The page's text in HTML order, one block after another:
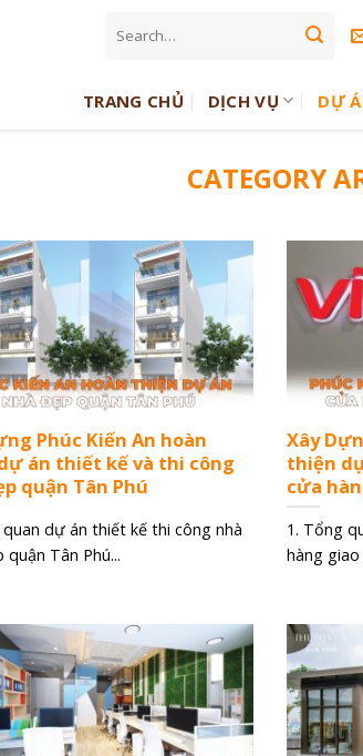
TRANG CHỦ DỊCH VỤ DỰ
CATEGORY
Phúc Kiến An hoàn
án thiết kế và thi công
quận Tân Phú
dự án thiết kế thi công nhà
quận Tân Phú...
Xây
thiện
cửa
1. Tổng
hàng